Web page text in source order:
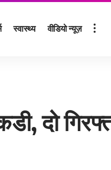
स्वास्थ्य वीडियो न्यूज़
दो